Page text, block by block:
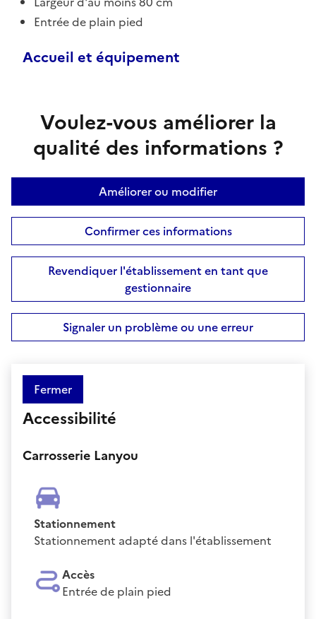
Entrée de plain pied
Accueil et équipement
Voulez-vous améliorer la
qualité des informations ?
Améliorer ou modifier
Confirmer ces informations
Revendiquer l'établissement en tant que
gestionnaire
Signaler un problème ou une erreur
Fermer
Accessibilité
Carrosserie Lanyou
Stationnement
Stationnement adapté dans l'établissement
Accès
Entrée de plain pied